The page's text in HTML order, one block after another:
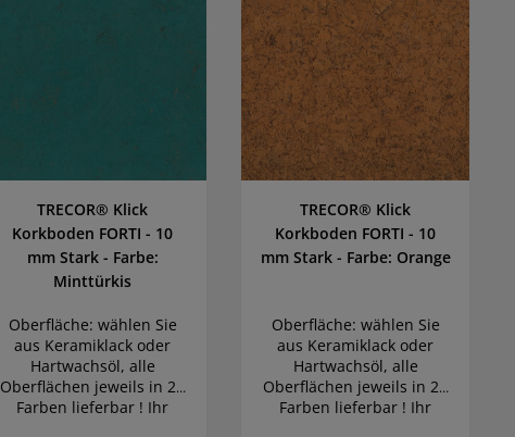
TRECOR® Klick
Korkboden FORTI - 10
mm Stark - Farbe:
Minttürkis
Oberfläche: wählen Sie
aus Keramiklack oder
Hartwachsöl, alle
Oberflächen jeweils in 22
Farben lieferbar ! Ihr
TRECOR® Klick
Korkboden FORTI - 10
mm Stark - Farbe: Orange
Oberfläche: wählen Sie
aus Keramiklack oder
Hartwachsöl, alle
Oberflächen jeweils in 22
Farben lieferbar ! Ihr